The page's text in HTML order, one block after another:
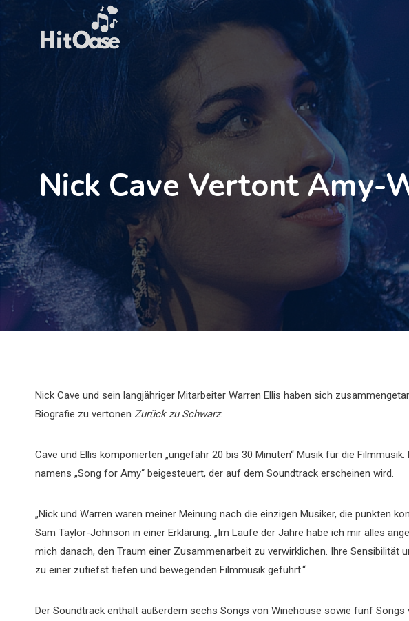
Inhalt
Nick Cave Vertont Amy-
Nick Cave und sein langjähriger Mitarbeiter Warren Ellis haben sich
Biografie zu vertonen Zurück zu Schwarz.
Cave und Ellis komponierten „ungefähr 20 bis 30 Minuten“ Musik für die
namens „Song for Amy“ beigesteuert, der auf dem Soundtrack erscheinen wird.
„Nick und Warren waren meiner Meinung nach die einzigen Musiker, die punkten
Sam Taylor-Johnson in einer Erklärung. „Im Laufe der Jahre habe ich mir alles
mich danach, den Traum einer Zusammenarbeit zu verwirklichen. Ihre Sensibilität
zu einer zutiefst tiefen und bewegenden Filmmusik geführt.“
Der Soundtrack enthält außerdem sechs Songs von Winehouse sowie fünf Songs